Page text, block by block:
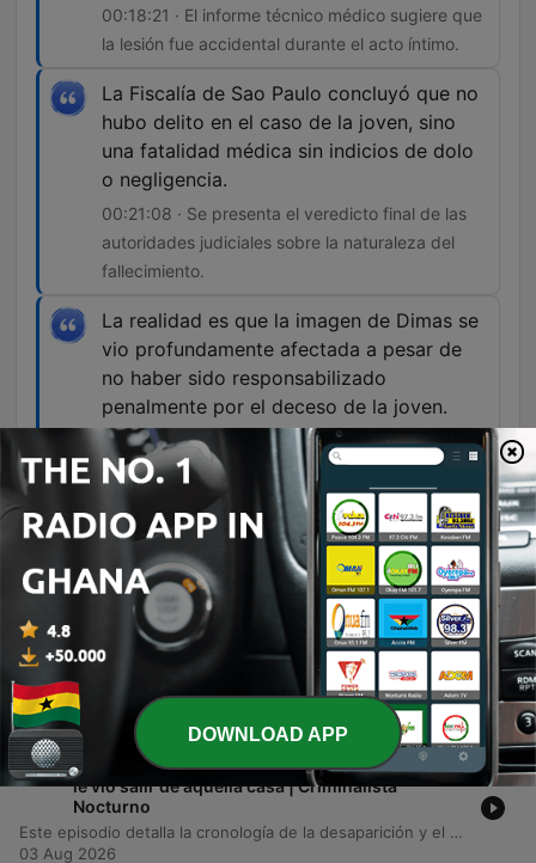
00:18:21 · El informe técnico médico sugiere que
la lesión fue accidental durante el acto íntimo.
La Fiscalía de Sao Paulo concluyó que no
hubo delito en el caso de la joven, sino
una fatalidad médica sin indicios de dolo
o negligencia.
00:21:08 · Se presenta el veredicto final de las
autoridades judiciales sobre la naturaleza del
fallecimiento.
La realidad es que la imagen de Dimas se
vio profundamente afectada a pesar de
no haber sido responsabilizado
penalmente por el deceso de la joven.
00:22:36 · El narrador reflexiona sobre el daño
irreparable a la reputación del futbolista debido
Episodes
1175 - Falleció tras una noche con el jugador de fútbol
del Corinthians | Criminalista Nocturno
Este episodio analiza el trágico fallecimiento de Livia Gabriele da Silva Matos el 30 de enero de 2024, tras sufrir múltiples paros cardiorrespiratorios después de un encuentro con el futbolista Dimas Cándido de Oliveira Filo. Se exploran las complicaciones médicas, los hallazgos de la necropsia y las sospechas iniciales de violencia. La investigación judicial concluyó que el deceso fue una fatalidad médica causada por una hemorragia aguda sin intención de daño por parte del jugador. A pesar del cierre legal del caso por ausencia de responsabilidad penal, se examina el profundo impacto mediático y social en la carrera de Dimas.
05 Aug 2026
1174 - Los videos mostraron su ingreso pero nunca se
le vio salir de aquella casa | Criminalista
Nocturno
Este episodio detalla la cronología de la desaparición y el hallazgo del cuerpo de Ivonne Marisela López Rosendo, desde su último mensaje a su madre hasta el descubrimiento en Morelos. Se describen las investigaciones sobre su ingreso a una vivienda en Coyoacán, el hallazgo de su triciclo eléctrico y las detenciones de implicados relacionados con el traslado del cuerpo. Asimismo, se analizan las inconsistencias en la investigación y la teoría de la familia sobre una acción coordinada. El relato repasa la línea de tiempo de los hechos y concluye con un mensaje de cierre del podcast.
03 Aug 2026
DOWNLOAD APP